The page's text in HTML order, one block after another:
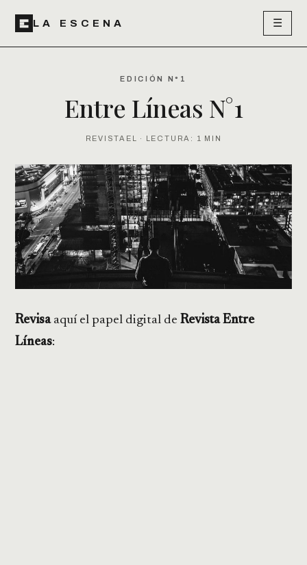
LA ESCENA ☰
EDICIÓN N°1
Entre Líneas N°1
REVISTAEL · LECTURA: 1 MIN
Revisa aquí el papel digital deRevista Entre
Líneas: